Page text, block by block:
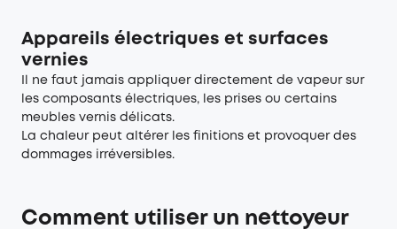
Appareils électriques et surfaces
vernies
Il ne faut jamais appliquer directement de vapeur sur
les composants électriques, les prises ou certains
meubles vernis délicats.
La chaleur peut altérer les finitions et provoquer des
dommages irréversibles.
Comment utiliser un nettoyeur